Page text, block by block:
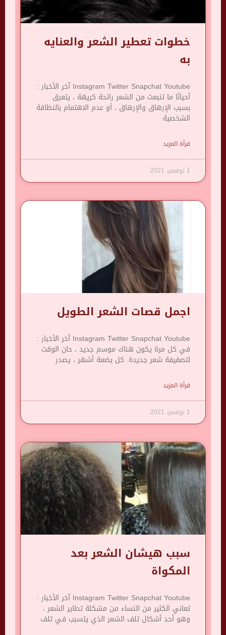
خطوات تعطير الشعر والعنايه
به
Instagram Twitter Snapchat Youtube آخر الأخبار :
أحيانًا ما تنبعث من الشعر رائحة كريهة ، يتعرق
بسبب الإرهاق والإرهاق ، أو عدم الاهتمام بالنظافة
الشخصية
قرأة المزيد
1 نوفمبر، 2021
اجمل قصات الشعر الطويل
Instagram Twitter Snapchat Youtube آخر الأخبار :
في كل مرة يكون هناك موسم جديد ، حان الوقت
لتصفيفة شعر جديدة. كل بضعة أشهر ، يصدر
قرأة المزيد
1 نوفمبر، 2021
سبب هيشان الشعر بعد
المكواة
Instagram Twitter Snapchat Youtube آخر الأخبار :
تعاني الكثير من النساء من مشكلة تطاير الشعر ،
وهو أحد أشكال تلف الشعر الذي يتسبب في تلف